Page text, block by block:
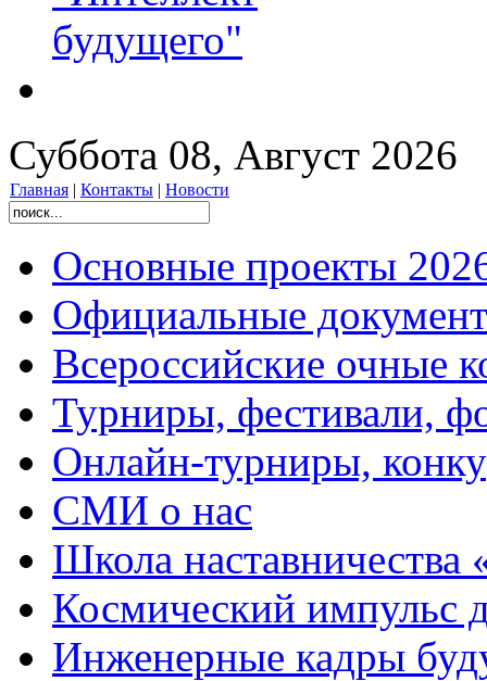
будущего"
Суббота 08, Август 2026
Главная | Контакты | Новости
Основные проекты
Официальные
Всероссийские очные
Турниры, фестивали,
Онлайн-турниры,
СМИ о нас
Школа
Космический импульс
Инженерные кадры